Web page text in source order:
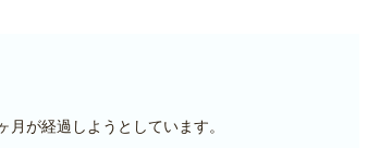
が経過しようとしています。